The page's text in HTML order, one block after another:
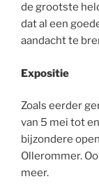
de grootste
dat al een
aandacht te
Expositie
Zoals eerder
van 5 mei tot
bijzondere
Ollerommer.
meer.